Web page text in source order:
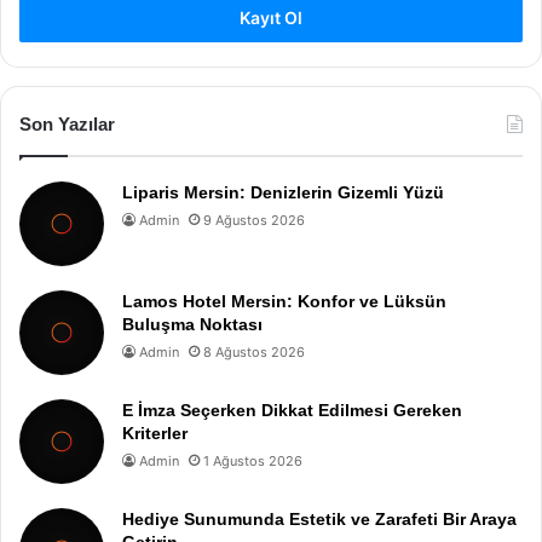
Kayıt Ol
Son Yazılar
Liparis Mersin: Denizlerin Gizemli Yüzü
Admin 9 Ağustos 2026
Lamos Hotel Mersin: Konfor ve Lüksün
Buluşma Noktası
Admin 8 Ağustos 2026
E İmza Seçerken Dikkat Edilmesi Gereken
Kriterler
Admin 1 Ağustos 2026
Hediye Sunumunda Estetik ve Zarafeti Bir Araya